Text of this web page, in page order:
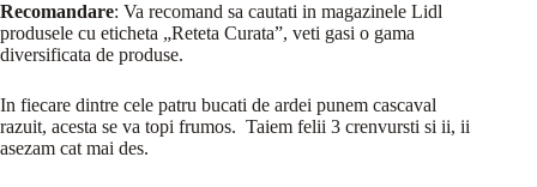
Recomandare: Va recomand sa cautati in magazinele Lidl
produsele cu eticheta „Reteta Curata”, veti gasi o gama
diversificata de produse.
In fiecare dintre cele patru bucati de ardei punem cascaval
razuit, acesta se va topi frumos. Taiem felii 3 crenvursti si ii, ii
asezam cat mai des.